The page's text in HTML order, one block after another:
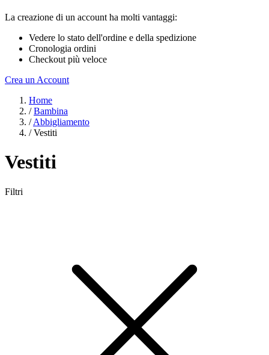
La creazione di un account ha molti vantaggi:
Vedere lo stato dell'ordine e della spedizione
Cronologia ordini
Checkout più veloce
Crea un Account
Home
/ Bambina
/ Abbigliamento
/ Vestiti
Vestiti
Filtri